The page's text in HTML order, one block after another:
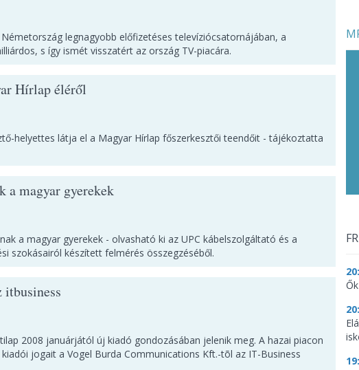
legnagyobb előfizetéses televíziócsatornájában, a
s így ismét visszatért az ország TV-piacára.
Hírlap éléről
helyettes látja el a Magyar Hírlap főszerkesztői teendőit - tájékoztatta
a magyar gyerekek
a magyar gyerekek - olvasható ki az UPC kábelszolgáltató és a
szokásairól készített felmérés összegzéséből.
2008 januárjától új kiadó gondozásában jelenik meg. A hazai piacon
jogait a Vogel Burda Communications Kft.-tõl az IT-Business